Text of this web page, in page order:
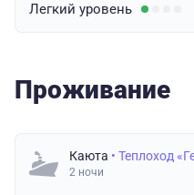
Легкий уровень
Проживание
Каюта • Теплоход
2 ночи